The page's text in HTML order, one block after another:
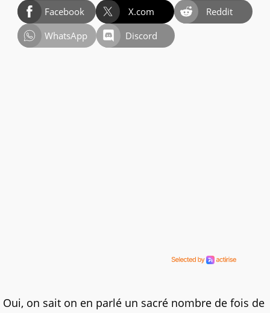
Facebook X.com
Reddit
WhatsApp
Discord
Oui, on sait on en parlé un sacré nombre de fois de